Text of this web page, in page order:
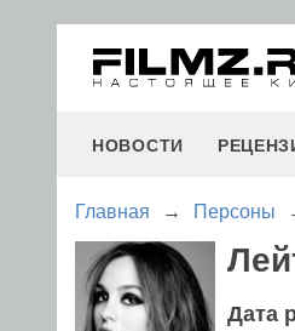
НОВОСТИ
Главная → Персоны
Дата